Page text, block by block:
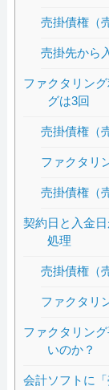
売掛債権（
売掛先から
ファクタリン
グは3回
売掛債権（
ファクタリ
売掛債権（
契約日と入金
処理
売掛債権（
ファクタリ
ファクタリン
いのか？
会計ソフトに